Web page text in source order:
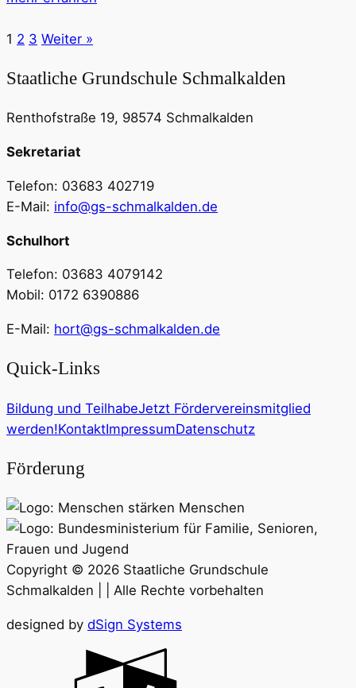
1 2 3 Weiter »
Staatliche Grundschule Schmalkalden
Renthofstraße 19, 98574 Schmalkalden
Sekretariat
Telefon: 03683 402719
E-Mail: info@gs-schmalkalden.de
Schulhort
Telefon: 03683 4079142
Mobil: 0172 6390886
E-Mail: hort@gs-schmalkalden.de
Quick-Links
Bildung und TeilhabeJetzt Fördervereinsmitglied
werden!KontaktImpressumDatenschutz
Förderung
Copyright © 2026 Staatliche Grundschule
Schmalkalden | | Alle Rechte vorbehalten
designed by dSign Systems